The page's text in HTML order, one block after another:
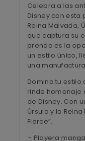
Celebra a las
Disney con esta
Reina Malvada,
que captura su
prenda es la
un estilo único,
una
Domina tu estilo
rinde homenaje
de Disney. Con
Úrsula y la
Fierce”.
– Playera